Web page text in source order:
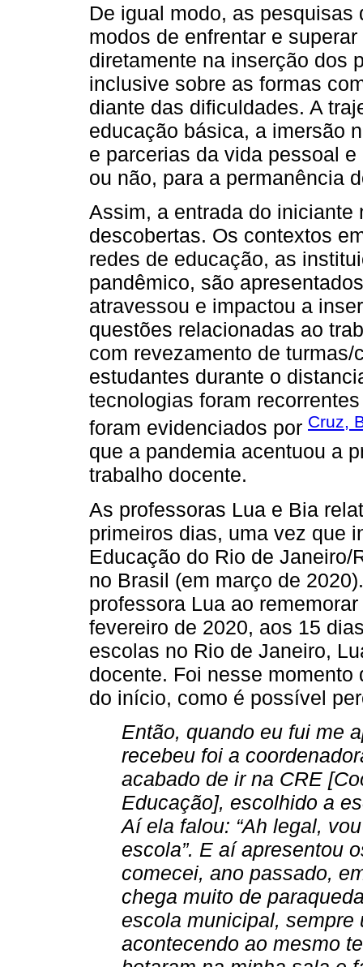
De igual modo, as
modos de enfrentar e
diretamente na inserção dos
inclusive sobre as formas
diante das dificuldades. A
educação básica, a imersão
e parcerias da vida pessoal
ou não, para a permanência
Assim, a entrada do iniciante
descobertas. Os contextos
redes de educação, as
pandêmico, são
atravessou e impactou a
questões relacionadas ao
com revezamento de
estudantes durante o
tecnologias foram
foram evidenciados por Cruz,
que a pandemia acentuou a
trabalho docente.
As professoras Lua e Bia
primeiros dias, uma vez que
Educação do Rio de
no Brasil (em março de
professora Lua ao
fevereiro de 2020, aos 15
escolas no Rio de Janeiro,
docente. Foi nesse
do início, como é possível
Então, quando eu fui me
recebeu foi a
acabado de ir na CRE
Educação], escolhido a
Aí ela falou: “Ah legal,
escola”. E aí apresentou
comecei, ano passado,
chega muito de
escola municipal, sempre
acontecendo ao mesmo